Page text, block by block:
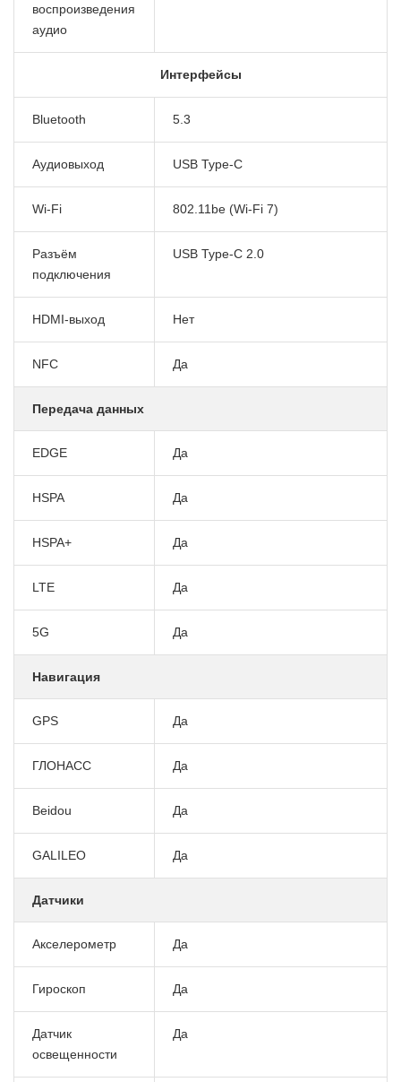
воспроизведения
аудио
Интерфейсы
Bluetooth 5.3
Аудиовыход USB Type-C
Wi-Fi 802.11be (Wi-Fi 7)
Разъём
подключения
USB Type-C 2.0
HDMI-выход Нет
NFC Да
Передача данных
EDGE Да
HSPA Да
HSPA+ Да
LTE Да
5G Да
Навигация
GPS Да
ГЛОНАСС Да
Beidou Да
GALILEO Да
Датчики
Акселерометр Да
Гироскоп Да
Датчик
освещенности
Да